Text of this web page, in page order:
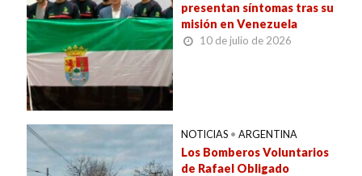
presentan síntomas tras su
misión en Venezuela
10 de julio de 2026
NOTICIAS • ARGENTINA
Los Bomberos Voluntarios
de Rafael Obligado